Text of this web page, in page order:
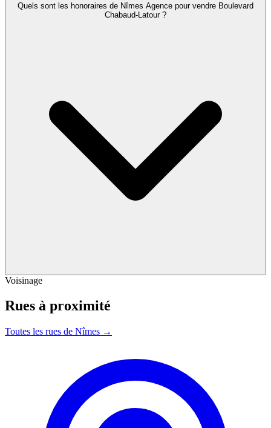
Quels sont les honoraires de Nîmes Agence pour vendre Boulevard
Chabaud-Latour ?
Voisinage
Rues à proximité
Toutes les rues de Nîmes →